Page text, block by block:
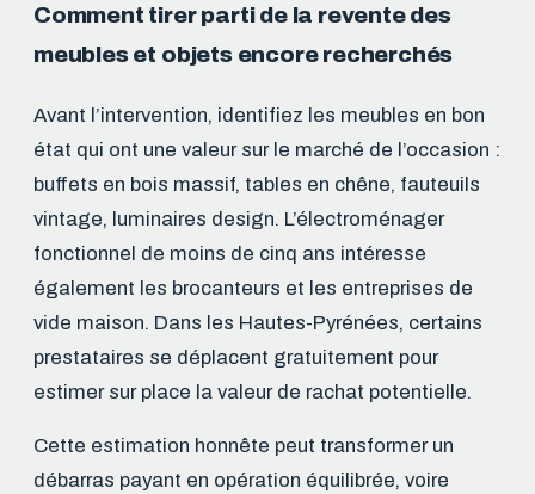
Comment tirer parti de la revente des
meubles et objets encore recherchés
Avant l’intervention, identifiez les meubles en bon
état qui ont une valeur sur le marché de l’occasion :
buffets en bois massif, tables en chêne, fauteuils
vintage, luminaires design. L’électroménager
fonctionnel de moins de cinq ans intéresse
également les brocanteurs et les entreprises de
vide maison. Dans les Hautes-Pyrénées, certains
prestataires se déplacent gratuitement pour
estimer sur place la valeur de rachat potentielle.
Cette estimation honnête peut transformer un
débarras payant en opération équilibrée, voire